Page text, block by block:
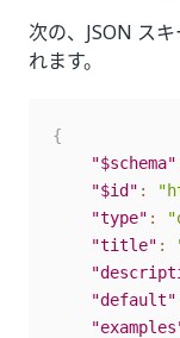
次の、JSON ス
れます。
{
"$schema"
"$id" :
"type" :
"title" :
"default"